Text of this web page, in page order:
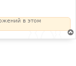
в этом